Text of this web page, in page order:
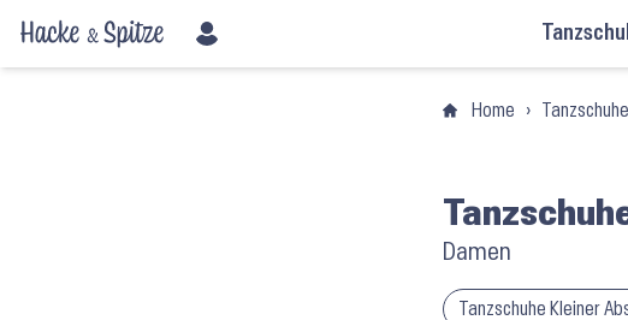
Home › Tanzschuhe
Damen
Tanzschuhe Kleiner